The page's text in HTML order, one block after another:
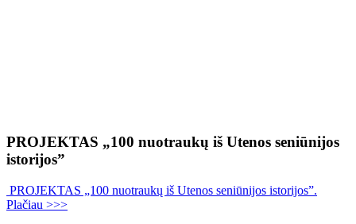
PROJEKTAS „100 nuotraukų iš Utenos seniūnijos
istorijos”
PROJEKTAS „100 nuotraukų iš Utenos seniūnijos istorijos”.
Plačiau >>>